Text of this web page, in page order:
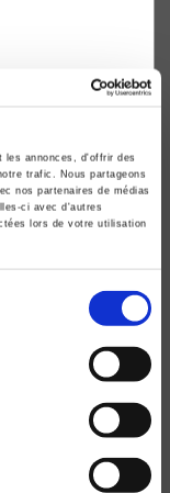
les annonces, d'offrir des
trafic. Nous partageons
nos partenaires de médias
ci avec d'autres
lors de votre utilisation